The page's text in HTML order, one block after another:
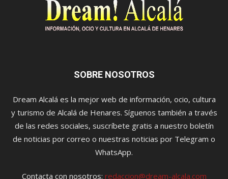
SOBRE NOSOTROS
Dream Alcalá es la mejor web de información, ocio, cultura
y turismo de Alcalá de Henares. Síguenos también a través
de las redes sociales, suscríbete gratis a nuestro boletín
de noticias por correo o nuestras noticias por Telegram o
WhatsApp.
Contacta con nosotros: redaccion@dream-alcala.com